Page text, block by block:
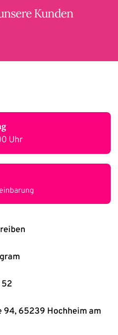
Kunden
Uhr
94, 65239 Hochheim am